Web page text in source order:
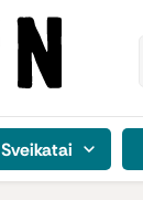
Sveikatai